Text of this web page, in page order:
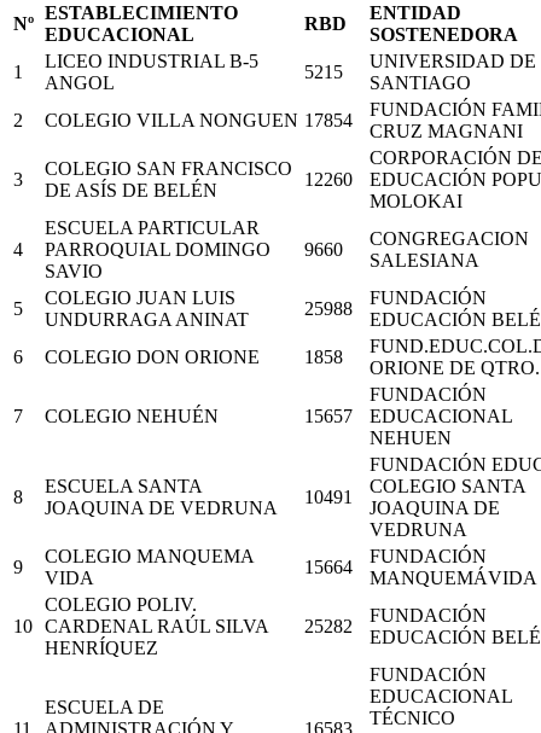
Nº
ESTABLECIMIENTO
EDUCACIONAL
RBD
ENTIDAD
SOSTENEDORA
1
LICEO INDUSTRIAL B-5
ANGOL
5215
UNIVERSIDAD DE
SANTIAGO
2
COLEGIO VILLA NONGUEN 17854
FUNDACIÓN
CRUZ MAGNANI
3
COLEGIO SAN FRANCISCO
DE ASÍS DE BELÉN
12260
CORPORACIÓN
EDUCACIÓN
MOLOKAI
4
ESCUELA PARTICULAR
PARROQUIAL DOMINGO
SAVIO
9660
CONGREGACION
SALESIANA
5
COLEGIO JUAN LUIS
UNDURRAGA ANINAT
25988
FUNDACIÓN
EDUCACIÓN
6
COLEGIO DON ORIONE 1858
ORIONE DE QTRO.
7 COLEGIO NEHUÉN 15657
FUNDACIÓN
EDUCACIONAL
NEHUEN
8
ESCUELA SANTA
JOAQUINA DE VEDRUNA
10491
FUNDACIÓN
COLEGIO SANTA
JOAQUINA DE
VEDRUNA
9
COLEGIO MANQUEMA
VIDA
15664
FUNDACIÓN
MANQUEMÁVIDA
10
COLEGIO POLIV.
CARDENAL RAÚL SILVA
HENRÍQUEZ
25282
FUNDACIÓN
EDUCACIÓN
11
ESCUELA DE
ADMINISTRACIÓN Y
16583
FUNDACIÓN
EDUCACIONAL
TÉCNICO